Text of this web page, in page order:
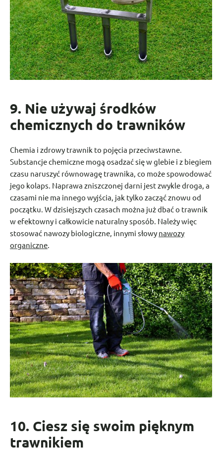
9. Nie używaj środków
chemicznych do trawników
Chemia i zdrowy trawnik to pojęcia przeciwstawne.
Substancje chemiczne mogą osadzać się w glebie i z biegiem
czasu naruszyć równowagę trawnika, co może spowodować
jego kolaps. Naprawa zniszczonej darni jest zwykle droga, a
czasami nie ma innego wyjścia, jak tylko zacząć znowu od
początku. W dzisiejszych czasach można już dbać o trawnik
w efektowny i całkowicie naturalny sposób. Należy więc
stosować nawozy biologiczne, innymi słowy nawozy
organiczne.
10. Ciesz się swoim pięknym
trawnikiem